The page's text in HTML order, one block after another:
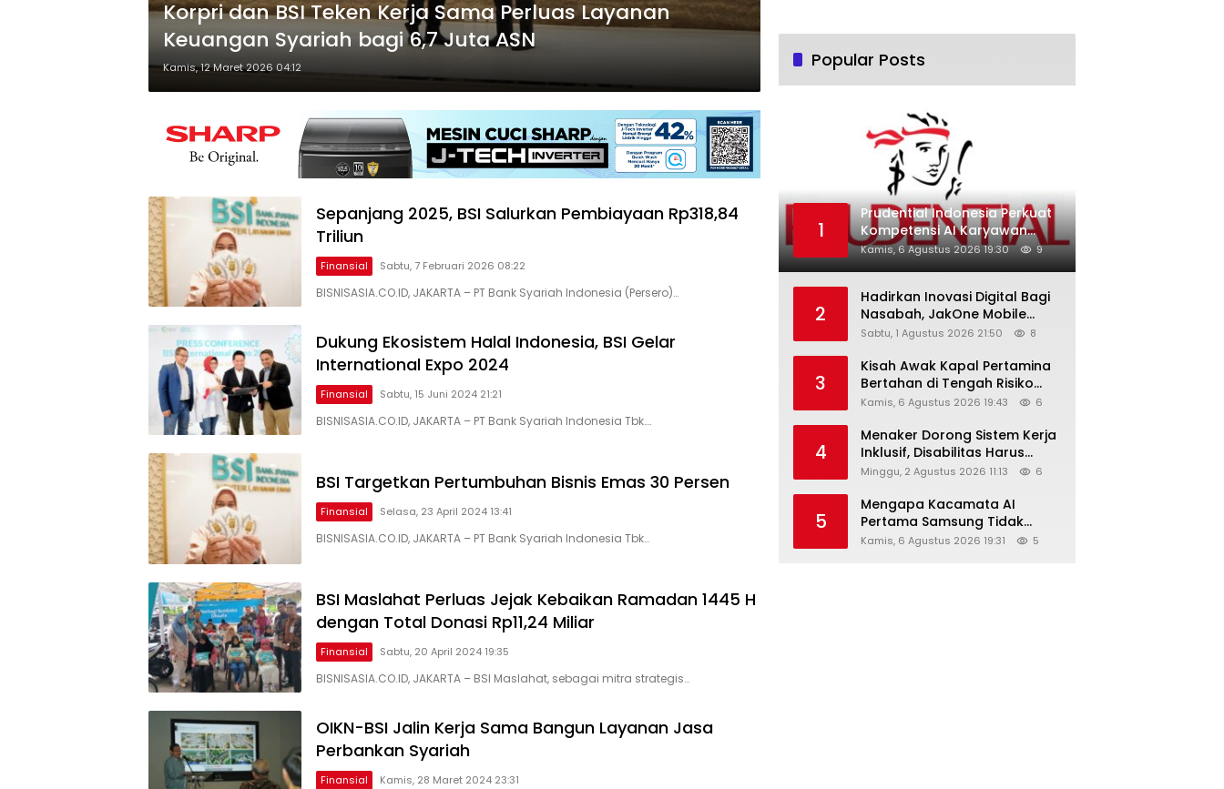
Korpri dan BSI Teken Kerja Sama Perluas Layanan
Keuangan Syariah bagi 6,7 Juta ASN
Kamis, 12 Maret 2026 04:12
Sepanjang 2025, BSI Salurkan Pembiayaan Rp318,84
Triliun
Finansial Sabtu, 7 Februari 2026 08:22
BISNISASIA.CO.ID, JAKARTA – PT Bank Syariah Indonesia (Persero)…
Dukung Ekosistem Halal Indonesia, BSI Gelar
International Expo 2024
Finansial Sabtu, 15 Juni 2024 21:21
BISNISASIA.CO.ID, JAKARTA – PT Bank Syariah Indonesia Tbk….
BSI Targetkan Pertumbuhan Bisnis Emas 30 Persen
Finansial Selasa, 23 April 2024 13:41
BISNISASIA.CO.ID, JAKARTA – PT Bank Syariah Indonesia Tbk…
BSI Maslahat Perluas Jejak Kebaikan Ramadan 1445 H
dengan Total Donasi Rp11,24 Miliar
Finansial Sabtu, 20 April 2024 19:35
BISNISASIA.CO.ID, JAKARTA – BSI Maslahat, sebagai mitra strategis…
OIKN-BSI Jalin Kerja Sama Bangun Layanan Jasa
Perbankan Syariah
Finansial Kamis, 28 Maret 2024 23:31
Popular Posts
1
Prudential Indonesia Perkuat
Kompetensi AI Karyawan
Lewat AI Week
Kamis, 6 Agustus 2026 19:30 9
2
Hadirkan Inovasi Digital Bagi
Nasabah, JakOne Mobile
Antar Bank Jakarta Sukses
Awards 2026
Sabtu, 1 Agustus 2026 21:50 8
3
Kisah Awak Kapal Pertamina
Bertahan di Tengah Risiko
Pelayaran Selat Hormuz
Kamis, 6 Agustus 2026 19:43 6
4
Menaker Dorong Sistem Kerja
Inklusif, Disabilitas Harus
Dapat Kesempatan Setara
Minggu, 2 Agustus 2026 11:13 6
5
Mengapa Kacamata AI
Pertama Samsung Tidak
Dibekali Layar?
Kamis, 6 Agustus 2026 19:31 5